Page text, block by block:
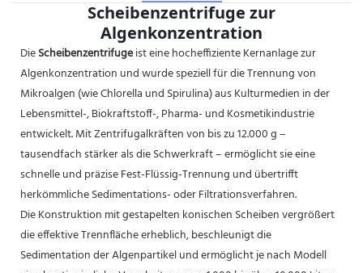
Scheibenzentrifuge zur
Algenkonzentration
DieScheibenzentrifugeist eine hocheffiziente Kernanlage zur
Algenkonzentration und wurde speziell für die Trennung von
Mikroalgen (wie Chlorella und Spirulina) aus Kulturmedien in der
Lebensmittel-, Biokraftstoff-, Pharma- und Kosmetikindustrie
entwickelt. Mit Zentrifugalkräften von bis zu 12.000 g –
tausendfach stärker als die Schwerkraft – ermöglicht sie eine
schnelle und präzise Fest-Flüssig-Trennung und übertrifft
herkömmliche Sedimentations- oder Filtrationsverfahren.
Die Konstruktion mit gestapelten konischen Scheiben vergrößert
die effektive Trennfläche erheblich, beschleunigt die
Sedimentation der Algenpartikel und ermöglicht je nach Modell